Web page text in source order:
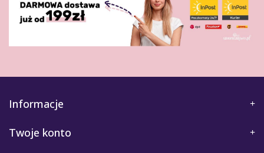
Informacje
Twoje konto